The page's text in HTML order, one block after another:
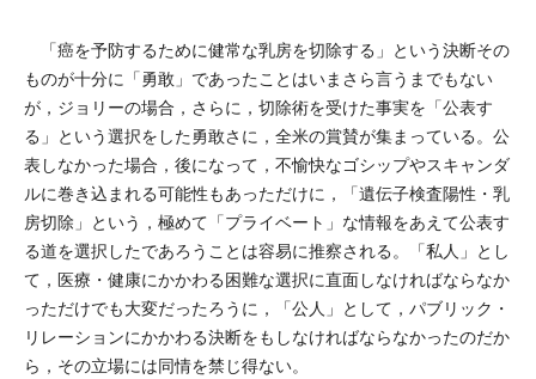
「癌を予防するために健常な乳房を切除する」という決断その
ものが十分に「勇敢」であったことはいまさら言うまでもない
が，ジョリーの場合，さらに，切除術を受けた事実を「公表す
る」という選択をした勇敢さに，全米の賞賛が集まっている。公
表しなかった場合，後になって，不愉快なゴシップやスキャンダ
ルに巻き込まれる可能性もあっただけに，「遺伝子検査陽性・乳
房切除」という，極めて「プライベート」な情報をあえて公表す
る道を選択したであろうことは容易に推察される。「私人」とし
て，医療・健康にかかわる困難な選択に直面しなければならなか
っただけでも大変だったろうに，「公人」として，パブリック・
リレーションにかかわる決断をもしなければならなかったのだか
ら，その立場には同情を禁じ得ない。